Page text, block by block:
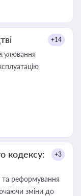
+14
кодексу:
+3
реформування
зміни до